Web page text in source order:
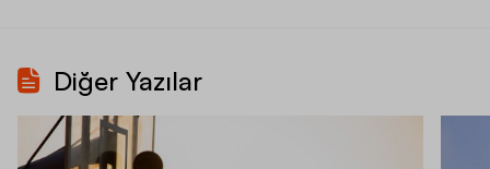
Diğer Yazılar